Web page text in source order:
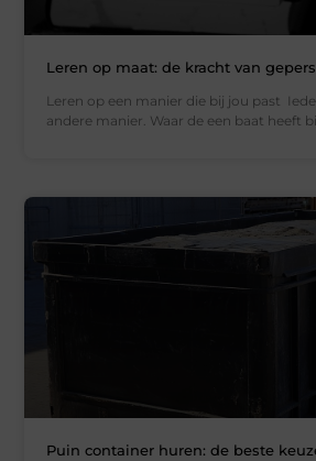
Leren op maat: de kracht van
Leren op een manier die bij jou past
andere manier. Waar de een baat heeft
Puin container huren: de beste